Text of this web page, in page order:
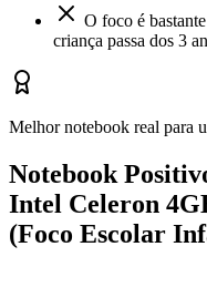
O foco é
criança passa dos 3
Melhor notebook real para
Notebook
Intel Celeron
(Foco Escolar